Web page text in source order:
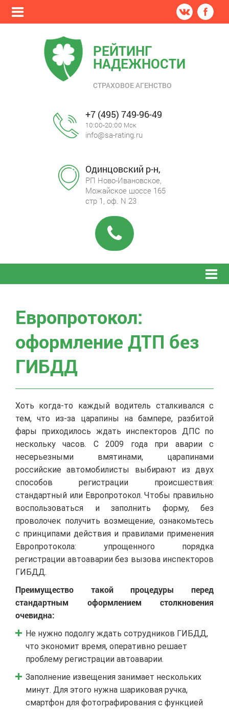
РЕЙТИНГ
НАДЕЖНОСТИ
СТРАХОВОЕ АГЕНСТВО
+7 (495) 749-96-49
10:00-20:00 Мск
info@sa-rating.ru
Одинцовский р-н,
РП Ново-Ивановское,
Можайское шоссе 165
стр 1, оф. N 23
Европротокол:
оформление ДТП без
ГИБДД
Хоть когда-то каждый водитель сталкивался с
тем, что из-за царапины на бампере, разбитой
фары приходилось ждать инспекторов ДПС по
нескольку часов. С 2009 года при аварии с
несерьезными вмятинами, царапинами
российские автомобилисты выбирают из двух
способов регистрации происшествия:
стандартный или Европротокол. Чтобы правильно
воспользоваться и заполнить форму, без
проволочек получить возмещение, ознакомьтесь
с принципами действия и правилами применения
Европротокола: упрощенного порядка
регистрации автоаварии без вызова инспекторов
ГИБДД.
Преимущество такой процедуры перед
стандартным оформлением столкновения
очевидна:
Не нужно подолгу ждать сотрудников ГИБДД,
что экономит время, оперативно решает
проблему регистрации автоаварии.
Заполнение извещения занимает нескольких
минут. Для этого нужна шариковая ручка,
смартфон для фотографирования с функцией